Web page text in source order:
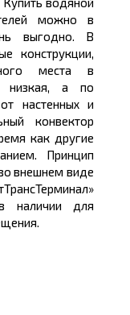
можно в
выгодно. В
конструкции,
места в
низкая, а по
настенных и
конвектор
как другие
Принцип
внешнем виде
наличии для